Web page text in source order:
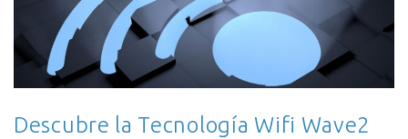
Descubre la Tecnología Wifi Wave2